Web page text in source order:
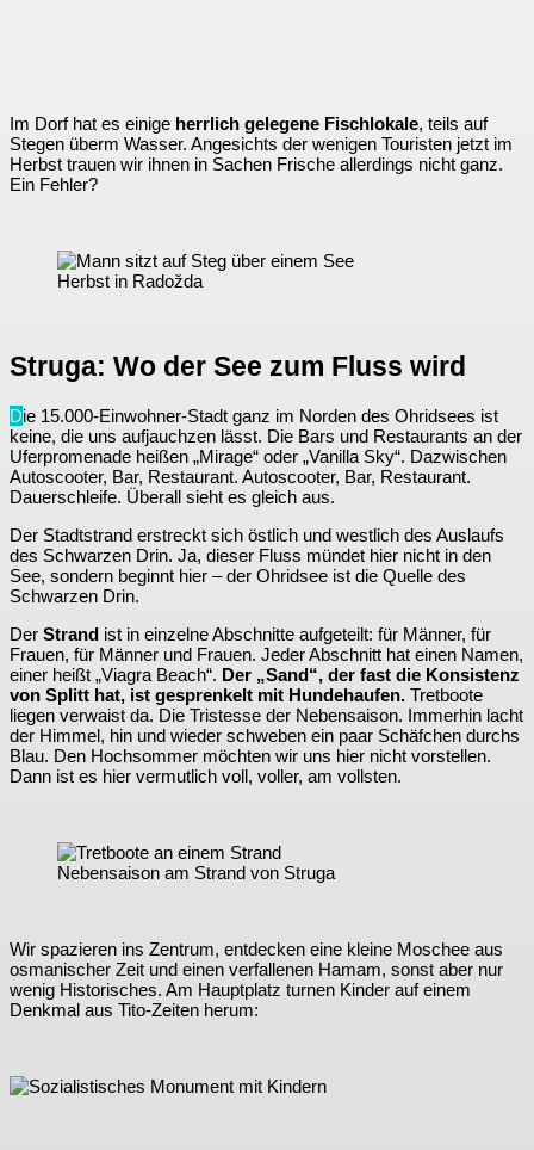
Im Dorf hat es einige herrlich gelegene Fischlokale, teils auf
Stegen überm Wasser. Angesichts der wenigen Touristen jetzt im
Herbst trauen wir ihnen in Sachen Frische allerdings nicht ganz.
Ein Fehler?
Herbst in Radožda
Struga: Wo der See zum Fluss wird
Die 15.000-Einwohner-Stadt ganz im Norden des Ohridsees ist
keine, die uns aufjauchzen lässt. Die Bars und Restaurants an der
Uferpromenade heißen „Mirage“ oder „Vanilla Sky“. Dazwischen
Autoscooter, Bar, Restaurant. Autoscooter, Bar, Restaurant.
Dauerschleife. Überall sieht es gleich aus.
Der Stadtstrand erstreckt sich östlich und westlich des Auslaufs
des Schwarzen Drin. Ja, dieser Fluss mündet hier nicht in den
See, sondern beginnt hier – der Ohridsee ist die Quelle des
Schwarzen Drin.
Der Strand ist in einzelne Abschnitte aufgeteilt: für Männer, für
Frauen, für Männer und Frauen. Jeder Abschnitt hat einen Namen,
einer heißt „Viagra Beach“. Der „Sand“, der fast die Konsistenz
von Splitt hat, ist gesprenkelt mit Hundehaufen. Tretboote
liegen verwaist da. Die Tristesse der Nebensaison. Immerhin lacht
der Himmel, hin und wieder schweben ein paar Schäfchen durchs
Blau. Den Hochsommer möchten wir uns hier nicht vorstellen.
Dann ist es hier vermutlich voll, voller, am vollsten.
Nebensaison am Strand von Struga
Wir spazieren ins Zentrum, entdecken eine kleine Moschee aus
osmanischer Zeit und einen verfallenen Hamam, sonst aber nur
wenig Historisches. Am Hauptplatz turnen Kinder auf einem
Denkmal aus Tito-Zeiten herum: